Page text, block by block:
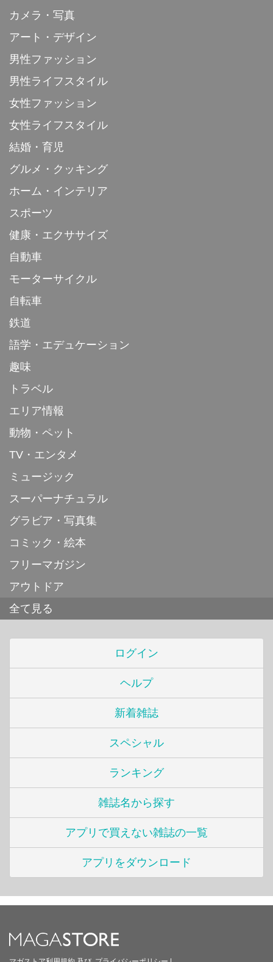
カメラ・写真
アート・デザイン
男性ファッション
男性ライフスタイル
女性ファッション
女性ライフスタイル
結婚・育児
グルメ・クッキング
ホーム・インテリア
スポーツ
健康・エクササイズ
自動車
モーターサイクル
自転車
鉄道
語学・エデュケーション
趣味
トラベル
エリア情報
動物・ペット
TV・エンタメ
ミュージック
スーパーナチュラル
グラビア・写真集
コミック・絵本
フリーマガジン
アウトドア
全て見る
ログイン
ヘルプ
新着雑誌
スペシャル
ランキング
雑誌名から探す
アプリで買えない雑誌の一覧
アプリをダウンロード